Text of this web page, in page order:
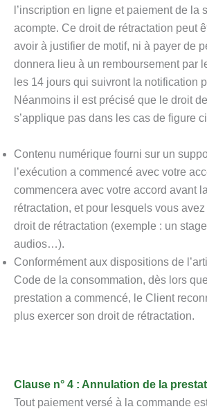
l’inscription en ligne et paiement de la
acompte. Ce droit de rétractation peut
avoir à justifier de motif, ni à payer de
donnera lieu à un remboursement par
les 14 jours qui suivront la notification
Néanmoins il est précisé que le droit
s’applique pas dans les cas de figure
Contenu numérique fourni sur un
l’exécution a commencé avec votre
commencera avec votre accord avant
rétractation, et pour lesquels vous
droit de rétractation (exemple : un
audios…).
Conformément aux dispositions de
Code de la consommation, dès lors
prestation a commencé, le Client
plus exercer son droit de rétractation.
Clause n° 4 : Annulation de la
Tout paiement versé à la commande